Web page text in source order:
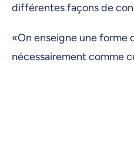
différentes façons de
«On enseigne une forme
nécessairement comme